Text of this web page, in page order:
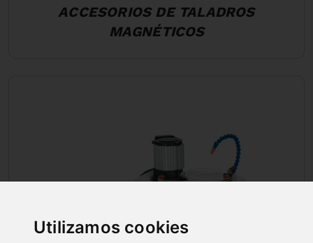
Utilizamos cookies
ACCESORIOS DE TALADROS
MAGNÉTICOS